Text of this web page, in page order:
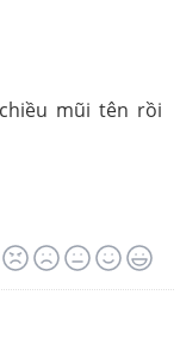
mũi tên rồi